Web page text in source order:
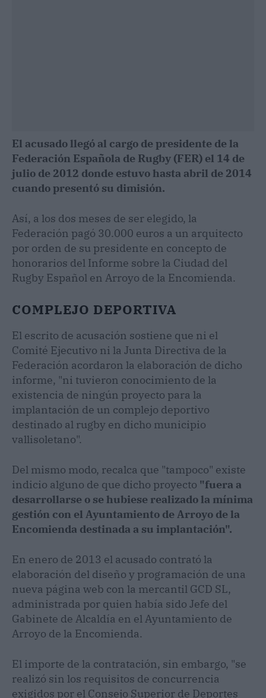
El acusado llegó al cargo de presidente de la
Federación Española de Rugby (FER) el 14 de
julio de 2012 donde estuvo hasta abril de 2014
cuando presentó su dimisión.
Así, a los dos meses de ser elegido, la
Federación pagó 30.000 euros a un arquitecto
por orden de su presidente en concepto de
honorarios del Informe sobre la Ciudad del
Rugby Español en Arroyo de la Encomienda.
COMPLEJO DEPORTIVA
El escrito de acusación sostiene que ni el
Comité Ejecutivo ni la Junta Directiva de la
Federación acordaron la elaboración de dicho
informe, "ni tuvieron conocimiento de la
existencia de ningún proyecto para la
implantación de un complejo deportivo
destinado al rugby en dicho municipio
vallisoletano".
Del mismo modo, recalca que "tampoco" existe
indicio alguno de que dicho proyecto "fuera a
desarrollarse o se hubiese realizado la mínima
gestión con el Ayuntamiento de Arroyo de la
Encomienda destinada a su implantación".
En enero de 2013 el acusado contrató la
elaboración del diseño y programación de una
nueva página web con la mercantil GCD SL,
administrada por quien había sido Jefe del
Gabinete de Alcaldía en el Ayuntamiento de
Arroyo de la Encomienda.
El importe de la contratación, sin embargo, "se
realizó sin los requisitos de concurrencia
exigidos por el Consejo Superior de Deportes